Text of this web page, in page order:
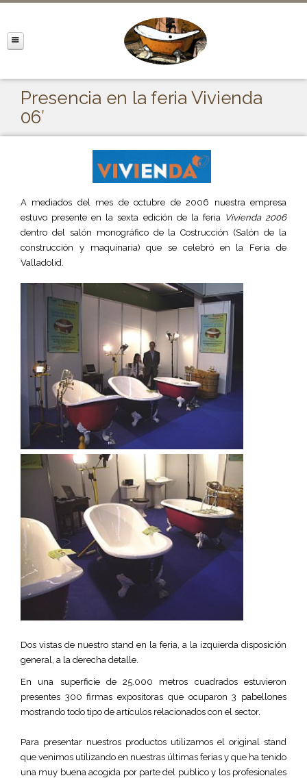
Presencia en la feria Vivienda
06′
A mediados del mes de octubre de 2006 nuestra empresa
estuvo presente en la sexta edición de la feria Vivienda 2006
dentro del salón monográfico de la Costrucción (Salón de la
construcción y maquinaria) que se celebró en la Feria de
Valladolid.
Dos vistas de nuestro stand en la feria, a la izquierda disposición
general, a la derecha detalle.
En una superficie de 25.000 metros cuadrados estuvieron
presentes 300 firmas expositoras que ocuparon 3 pabellones
mostrando todo tipo de artículos relacionados con el sector.
Para presentar nuestros productos utilizamos el original stand
que venimos utilizando en nuestras últimas ferias y que ha tenido
una muy buena acogida por parte del publico y los profesionales